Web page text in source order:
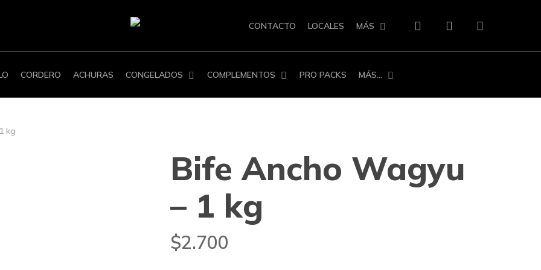
CONTACTO LOCALES MÁS
CORDERO ACHURAS CONGELADOS COMPLEMENTOS PRO PACKS MÁS…
kg
Bife Ancho Wagyu
– 1 kg
$2.700